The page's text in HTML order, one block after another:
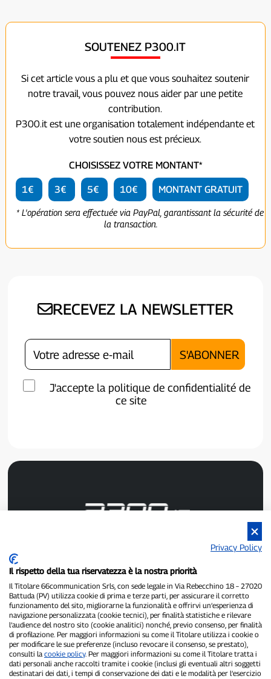
SOUTENEZ P300.IT
Si cet article vous a plu et que vous souhaitez soutenir
notre travail, vous pouvez nous aider par une petite
contribution.
P300.it est une organisation totalement indépendante et
votre soutien nous est précieux.
CHOISISSEZ VOTRE MONTANT*
1€ 3€ 5€ 10€ MONTANT GRATUIT
* L'opération sera effectuée via PayPal, garantissant la sécurité de
la transaction.
RECEVEZ LA NEWSLETTER
J'accepte la politique de confidentialité de
ce site
Pavie.
Propriétaire et éditeur :66communication Srls- Numéro de TVA :
02798890188.
Rédacteur en chef :Alessandro Secchi- Rédacteur adjoint :Federico
Benedusi.
Politique de confidentialité-Politique relative aux cookies
« Si c'est vraiment arrivé, vous le trouverez sur P300.it »
Privacy Policy
Il rispetto della tua riservatezza è la nostra priorità
Il Titolare 66communication Srls, con sede legale in Via Rebecchino 18 – 27020
Battuda (PV) utilizza cookie di prima e terze parti, per assicurare il corretto
funzionamento del sito, migliorarne la funzionalità e offrirvi un’esperienza di
navigazione personalizzata (cookie tecnici), per finalità statistiche e rilevare
l’audience del nostro sito (cookie analitici) nonché, previo consenso, per finalità
di profilazione. Per maggiori informazioni su come il Titolare utilizza i cookie o
per modificare le sue preferenze (incluso revocare il consenso, se prestato),
consulti la cookie policy. Per maggiori informazioni su come il Titolare tratta i
dati personali anche raccolti tramite i cookie (inclusi gli eventuali altri soggetti
destinatari dei dati, i tempi di conservazione dei dati e le modalità per l’esercizio